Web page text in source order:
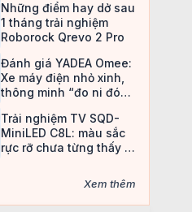
Những điểm hay dở sau
1 tháng trải nghiệm
Roborock Qrevo 2 Pro
Đánh giá YADEA Omee:
Xe máy điện nhỏ xinh,
thông minh “đo ni đóng
Trải nghiệm TV SQD-
MiniLED C8L: màu sắc
rực rỡ chưa từng thấy ở
Xem thêm